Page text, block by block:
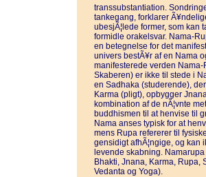
transsubstantiation.
tankegang, forklarer
ubesjÃ¦lede former, som kan
formidle orakelsvar. Nama-
en betegnelse for det
univers bestÃ¥r af en Nama
manifesterede verden
Skaberen) er ikke til stede i
en Sadhaka (studerende),
Karma (pligt), opbygger
kombination af de nÃ¦vnte
buddhismen til at henvise til
Nama anses typisk for at
mens Rupa refererer til
gensidigt afhÃ¦ngige, og kan
levende skabning.
Bhakti, Jnana, Karma, Rupa,
Vedanta og Yoga).